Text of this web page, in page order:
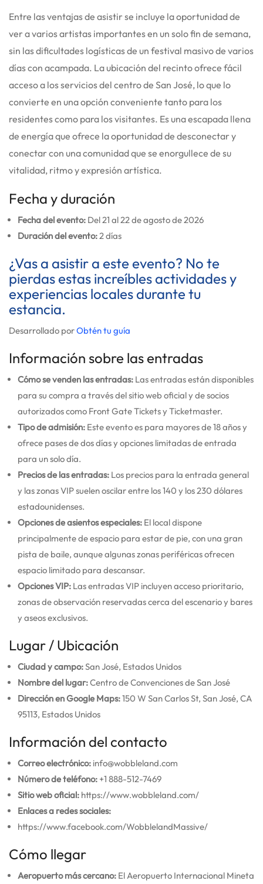
Entre las ventajas de asistir se incluye la oportunidad de
ver a varios artistas importantes en un solo fin de semana,
sin las dificultades logísticas de un festival masivo de varios
días con acampada. La ubicación del recinto ofrece fácil
acceso a los servicios del centro de San José, lo que lo
convierte en una opción conveniente tanto para los
residentes como para los visitantes. Es una escapada llena
de energía que ofrece la oportunidad de desconectar y
conectar con una comunidad que se enorgullece de su
vitalidad, ritmo y expresión artística.
Fecha y duración
Fecha del evento: Del 21 al 22 de agosto de 2026
Duración del evento:2 días
¿Vas a asistir a este evento? No te
pierdas estas increíbles actividades y
experiencias locales durante tu
estancia.
Desarrollado porObtén tu guía
Información sobre las entradas
Cómo se venden las entradas: Las entradas están disponibles
para su compra a través del sitio web oficial y de socios
autorizados como Front Gate Tickets y Ticketmaster.
Tipo de admisión: Este evento es para mayores de 18 años y
ofrece pases de dos días y opciones limitadas de entrada
para un solo día.
Precios de las entradas: Los precios para la entrada general
y las zonas VIP suelen oscilar entre los 140 y los 230 dólares
estadounidenses.
Opciones de asientos especiales: El local dispone
principalmente de espacio para estar de pie, con una gran
pista de baile, aunque algunas zonas periféricas ofrecen
espacio limitado para descansar.
Opciones VIP: Las entradas VIP incluyen acceso prioritario,
zonas de observación reservadas cerca del escenario y bares
y aseos exclusivos.
Lugar / Ubicación
Ciudad y campo:San José, Estados Unidos
Nombre del lugar:Centro de Convenciones de San José
Dirección en Google Maps:150 W San Carlos St, San José, CA
95113, Estados Unidos
Información del contacto
Correo electrónico: info@wobbleland.com
Número de teléfono: +1 888-512-7469
Sitio web oficial: https://www.wobbleland.com/
Enlaces a redes sociales:
https://www.facebook.com/WobblelandMassive/
Cómo llegar
Aeropuerto más cercano: El Aeropuerto Internacional Mineta